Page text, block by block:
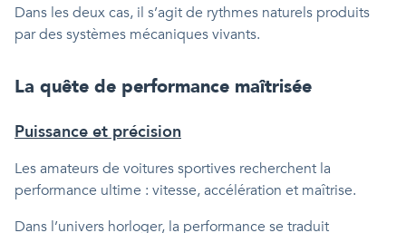
Dans les deux cas, il s’agit de rythmes naturels produits
par des systèmes mécaniques vivants.
La quête de performance maîtrisée
Puissance et précision
Les amateurs de voitures sportives recherchent la
performance ultime : vitesse, accélération et maîtrise.
Dans l’univers horloger, la performance se traduit